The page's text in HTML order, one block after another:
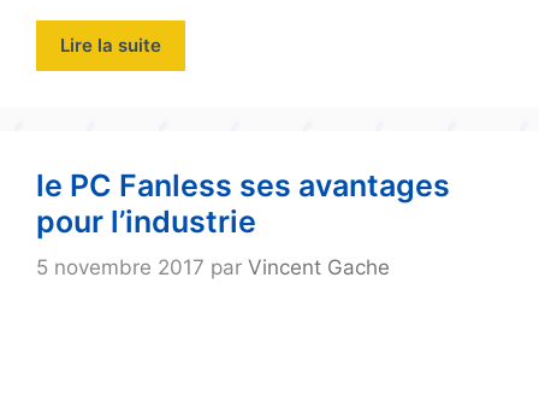
Lire la suite
le PC Fanless ses avantages
pour l’industrie
5 novembre 2017 par Vincent Gache